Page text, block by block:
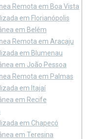
Remota em Boa Vista
em Florianópolis
em Belém
Remota em Aracaju
em Blumenau
em João Pessoa
Remota em Palmas
em Itajaí
em Recife
em Chapecó
em Teresina